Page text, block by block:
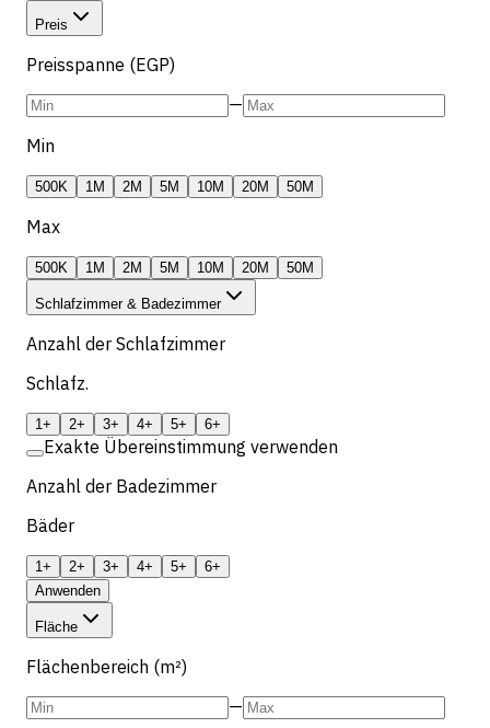
Preis
Preisspanne (EGP)
—
Min
500K 1M 2M 5M 10M 20M 50M
Max
500K 1M 2M 5M 10M 20M 50M
Schlafzimmer & Badezimmer
Anzahl der Schlafzimmer
Schlafz.
1+ 2+ 3+ 4+ 5+ 6+
Exakte Übereinstimmung verwenden
Anzahl der Badezimmer
Bäder
1+ 2+ 3+ 4+ 5+
6+
Anwenden
Fläche
Flächenbereich (m²)
—